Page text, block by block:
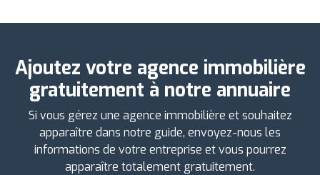
Ajoutez votre agence immobilière
gratuitement à notre annuaire
Si vous gérez une agence immobilière et souhaitez
apparaître dans notre guide, envoyez-nous les
informations de votre entreprise et vous pourrez
apparaître totalement gratuitement.